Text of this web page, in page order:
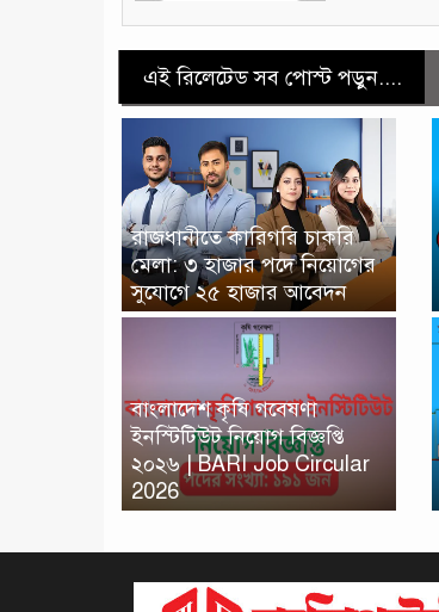
এই রিলেটেড সব পোস্ট পড়ুন....
রাজধানীতে কারিগরি চাকরি
মেলা: ৩ হাজার পদে নিয়োগের
সুযোগে ২৫ হাজার আবেদন
বাংলাদেশ কৃষি গবেষণা
ইনস্টিটিউট নিয়োগ বিজ্ঞপ্তি
২০২৬ | BARI Job Circular
2026